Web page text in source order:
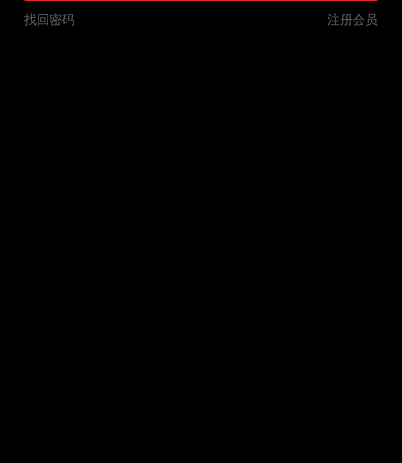
注册会员
找回密码